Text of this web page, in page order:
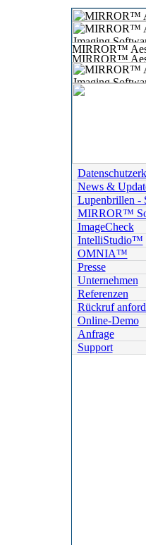
News &
Lupenbrillen -
MIRROR™
ImageCheck
IntelliStudio™
OMNIA™
Presse
Unternehmen
Referenzen
Rückruf
Online-Demo
Anfrage
Support